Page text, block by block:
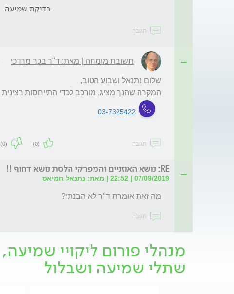
בדיקת שמיעה
תגובה
תשובת מומחה | מאת: ד"ר בכר מרדכי
המקרה שהנך מציג, מורכב לכדי התייחסות
03-7325422
תגובה (0)
(0)
RE: נושא האוזניים והמפרקי הלסת נושא דחוף !!
07/09/2019 | 22:52 | מאת: נתנאל חמיאס
מה זאת אומרת ד"ר לא הבנתי?
תגובה
מנהלי פורום ליקויי
שתלי שמיעה ושבלול